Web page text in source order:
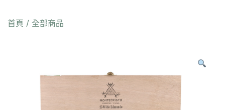
首頁 / 全部商品